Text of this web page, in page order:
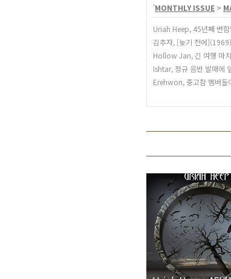
'MONTHLY ISSUE >
Uriah Heep, 45년째 변
김추자, [늦기 전에
Hollow Jan, 긴 여행 마
Ishtar, 정규 음반 발매에
Erehwon, 중고참 멤버들